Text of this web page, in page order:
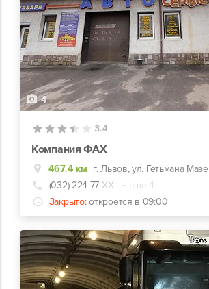
4
3.4
Компания ФАХ
467.4 км г. Львов, ул. Гетьмана
(032) 224-77-ХХ
+ еще 4
Закрыто: откроется в 09:00